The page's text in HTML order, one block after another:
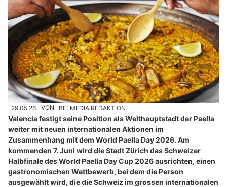
29.05.26 VON BELMEDIA REDAKTION
Valencia festigt seine Position als Welthauptstadt der Paella
weiter mit neuen internationalen Aktionen im
Zusammenhang mit dem World Paella Day 2026. Am
kommenden 7. Juni wird die Stadt Zürich das Schweizer
Halbfinale des World Paella Day Cup 2026 ausrichten, einen
gastronomischen Wettbewerb, bei dem die Person
ausgewählt wird, die die Schweiz im grossen internationalen